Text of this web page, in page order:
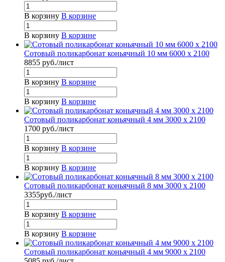
В корзину В корзине
В корзину В корзине
Сотовый поликарбонат коньячный 10 мм 6000 x 2100
8855 руб./лист
В корзину В корзине
В корзину В корзине
Сотовый поликарбонат коньячный 4 мм 3000 x 2100
1700 руб./лист
В корзину В корзине
В корзину В корзине
Сотовый поликарбонат коньячный 8 мм 3000 x 2100
3355руб./лист
В корзину В корзине
В корзину В корзине
Сотовый поликарбонат коньячный 4 мм 9000 x 2100